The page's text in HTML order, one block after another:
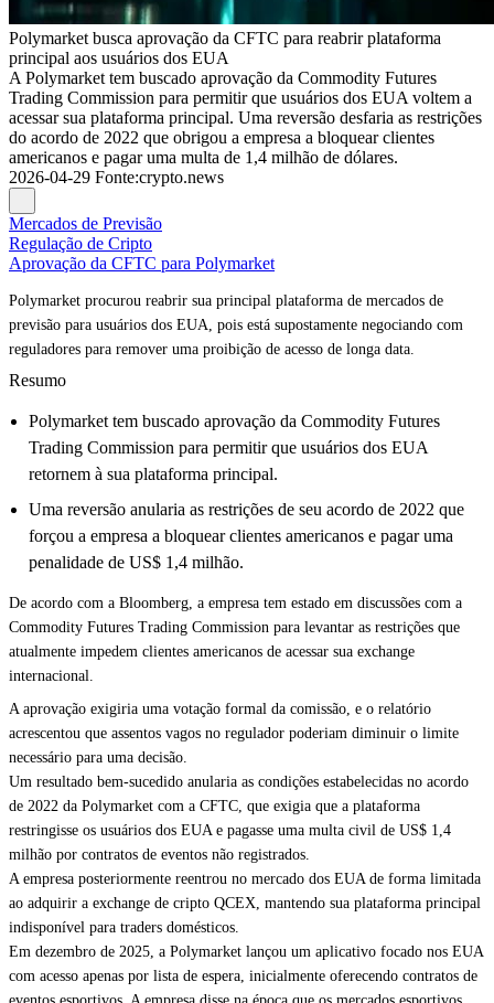
Polymarket busca aprovação da CFTC para reabrir plataforma
principal aos usuários dos EUA
A Polymarket tem buscado aprovação da Commodity Futures
Trading Commission para permitir que usuários dos EUA voltem a
acessar sua plataforma principal. Uma reversão desfaria as restrições
do acordo de 2022 que obrigou a empresa a bloquear clientes
americanos e pagar uma multa de 1,4 milhão de dólares.
2026-04-29 Fonte:crypto.news
Mercados de Previsão
Regulação de Cripto
Aprovação da CFTC para Polymarket
Polymarket procurou reabrir sua principal plataforma de mercados de
previsão para usuários dos EUA, pois está supostamente negociando com
reguladores para remover uma proibição de acesso de longa data.
Resumo
Polymarket tem buscado aprovação da Commodity Futures
Trading Commission para permitir que usuários dos EUA
retornem à sua plataforma principal.
Uma reversão anularia as restrições de seu acordo de 2022 que
forçou a empresa a bloquear clientes americanos e pagar uma
penalidade de US$ 1,4 milhão.
De acordo com a Bloomberg, a empresa tem estado em discussões com a
Commodity Futures Trading Commission para levantar as restrições que
atualmente impedem clientes americanos de acessar sua exchange
internacional.
A aprovação exigiria uma votação formal da comissão, e o relatório
acrescentou que assentos vagos no regulador poderiam diminuir o limite
necessário para uma decisão.
Um resultado bem-sucedido anularia as condições estabelecidas no acordo
de 2022 da Polymarket com a CFTC, que exigia que a plataforma
restringisse os usuários dos EUA e pagasse uma multa civil de US$ 1,4
milhão por contratos de eventos não registrados.
A empresa posteriormente reentrou no mercado dos EUA de forma limitada
ao adquirir a exchange de cripto QCEX, mantendo sua plataforma principal
indisponível para traders domésticos.
Em dezembro de 2025, a Polymarket lançou um aplicativo focado nos EUA
com acesso apenas por lista de espera, inicialmente oferecendo contratos de